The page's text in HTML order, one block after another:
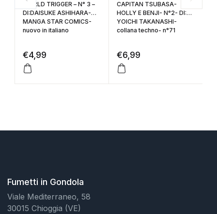
WORLD TRIGGER – N° 3 –
DI:DAISUKE ASHIHARA-
MANGA STAR COMICS-
nuovo in italiano
€4,99
CAPITAN TSUBASA-
HOLLY E BENJI- N°2- DI:
YOICHI TAKANASHI-
collana techno- n°71
€6,99
Fumetti in Gondola
Viale Mediterraneo, 58
30015 Chioggia (VE)